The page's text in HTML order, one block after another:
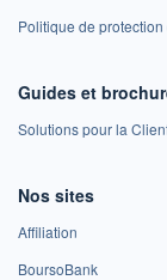
Politique de
Guides et
Solutions pour la
Nos sites
Affiliation
BoursoBank